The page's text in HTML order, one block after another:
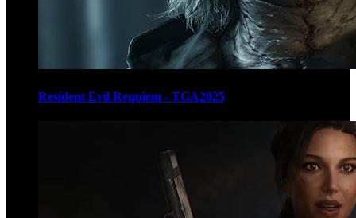
Resident Evil Requiem - TGA2025